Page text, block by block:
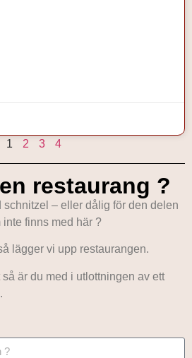
1 2 3 4
restaurang ?
schnitzel – eller dålig för den delen
finns med här ?
lägger vi upp restaurangen.
är du med i utlottningen av ett